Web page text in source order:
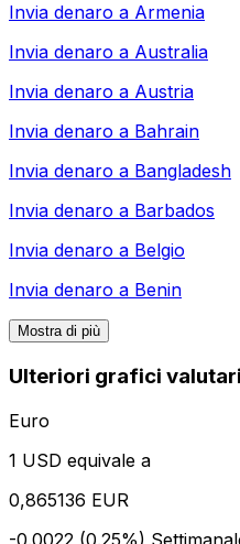
Invia denaro a Armenia
Invia denaro a Australia
Invia denaro a Austria
Invia denaro a Bahrain
Invia denaro a Bangladesh
Invia denaro a Barbados
Invia denaro a Belgio
Invia denaro a Benin
Mostra di più
Ulteriori grafici
Euro
1 USD equivale a
0,865136 EUR
-0.0022 (0.25%)